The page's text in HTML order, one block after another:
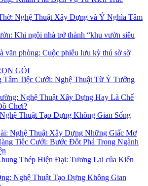
Nghệ Thuật Xây Dựng và Ý Nghĩa Tâm
Khi ngôi nhà trở thành “khu vườn siêu
văn phòng: Cuộc phiêu lưu kỳ thú sờ sờ
GÓI
Tâm Tiệc Cưới: Nghệ Thuật Từ Ý Tưởng
Nghệ Thuật Xây Dựng Hay Là Chế
Chơi?
Thuật Tạo Dựng Không Gian Sống
Nghệ Thuật Xây Dựng Những Giấc Mơ
Tiệc Cưới: Bước Đột Phá Trong Ngành
Thép Hiện Đại: Tương Lai của Kiến
Nghệ Thuật Tạo Dựng Không Gian